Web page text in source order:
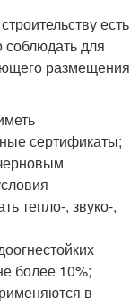
есть
для
размещения
сертификаты;
тепло-, звуко-,
более 10%;
в